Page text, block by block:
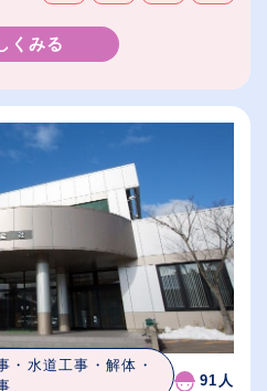
くみる
・水道工事・解体・
91人